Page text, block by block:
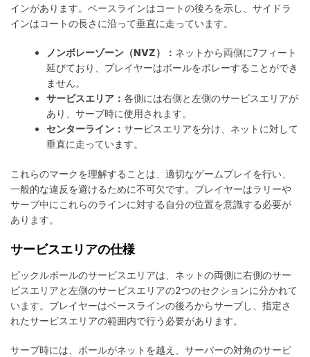
インがあります。ベースラインはコートの後ろを示し、サイドラ
インはコートの長さに沿って垂直に走っています。
ノンボレーゾーン（NVZ）： ネットから両側に7フィート
延びており、プレイヤーはボールをボレーすることができ
ません。
サービスエリア：各側には右側と左側のサービスエリアが
あり、サーブ時に使用されます。
センターライン：サービスエリアを分け、ネットに対して
垂直に走っています。
これらのマークを理解することは、適切なゲームプレイを行い、
一般的な違反を避けるために不可欠です。プレイヤーはラリーや
サーブ中にこれらのラインに対する自分の位置を意識する必要が
あります。
サービスエリアの仕様
ピックルボールのサービスエリアは、ネットの両側に右側のサー
ビスエリアと左側のサービスエリアの2つのセクションに分かれて
います。プレイヤーはベースラインの後ろからサーブし、指定さ
れたサービスエリアの範囲内で行う必要があります。
サーブ時には、ボールがネットを越え、サーバーの対角のサービ